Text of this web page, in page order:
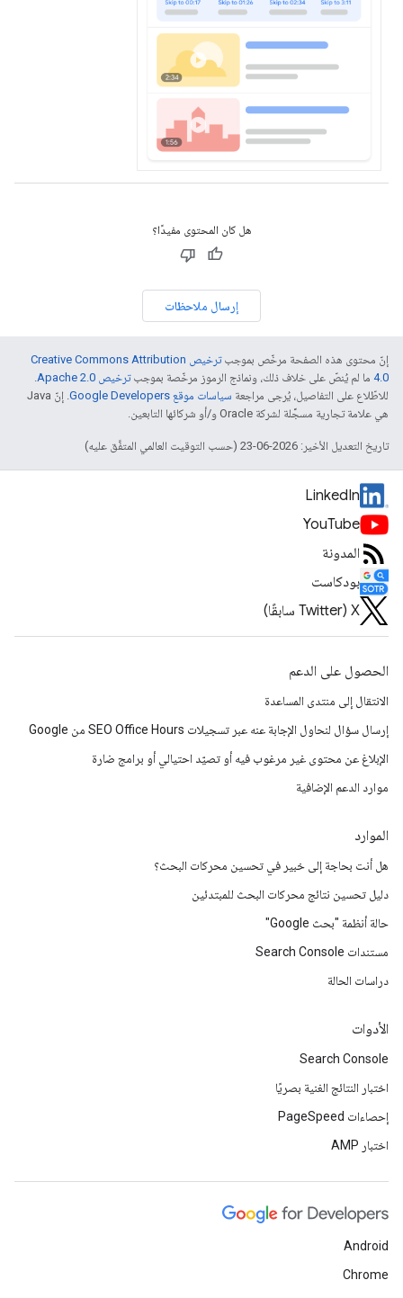
هل كان المحتوى مفيدًا؟
إرسال ملاحظات
إنّ محتوى هذه الصفحة مرخّص بموجب
ترخيص Creative Commons Attribution
4.0‏ ما لم يُنصّ على خلاف ذلك، ونماذج الرموز مرخّصة بموجبترخيص Apache 2.0‏
.
للاطّلاع على التفاصيل، يُرجى مراجعة سياسات موقع Google Developers‏
. إنّ Java
هي علامة تجارية مسجَّلة لشركة Oracle و/أو شركائها التابعين.
تاريخ التعديل الأخير: 2026-06-23 (حسب التوقيت العالمي المتفَّق عليه)
LinkedIn
YouTube
المدونة
بودكاست
‫X ‏(Twitter سابقًا)
الحصول على الدعم
الانتقال إلى منتدى المساعدة
إرسال سؤال لنحاول الإجابة عنه عبر تسجيلات SEO Office Hours من Google
الإبلاغ عن محتوى غير مرغوب فيه أو تصيّد احتيالي أو برامج ضارة
موارد الدعم الإضافية
الموارد
هل أنت بحاجة إلى خبير في تحسين محركات البحث؟
دليل تحسين نتائج محركات البحث للمبتدئين
حالة أنظمة "بحث Google"
مستندات Search Console
دراسات الحالة
الأدوات
Search Console
اختبار النتائج الغنية بصريًا
إحصاءات PageSpeed
اختبار AMP
Android
Chrome